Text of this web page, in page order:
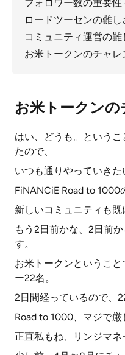
フォロワー数の重要性
ロードツーセンの難し
コミュニティ運営の難
お米トークンのチャレ
お米トークン
はい、どうも。という
たので、
いつも通りやっていきた
FiNANCiE Road to 1000
新しいコミュニティも既
もう2日前かな、2日前
す。
お米トークンというこ
ー22名。
2日間経っているので、
Road to 1000、マジで厳
正直私もね、リンジマネ